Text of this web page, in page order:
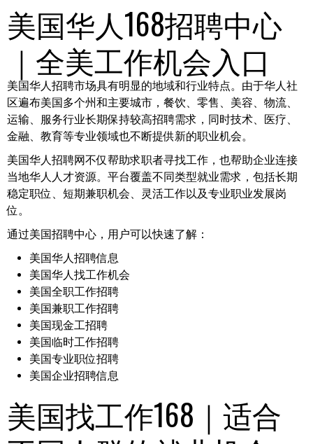
美国华人168招聘中心
｜全美工作机会入口
美国华人招聘市场具有明显的地域和行业特点。由于华人社
区遍布美国多个州和主要城市，餐饮、零售、美容、物流、
运输、服务行业长期保持较高招聘需求，同时技术、医疗、
金融、教育等专业领域也不断提供新的职业机会。
美国华人招聘网不仅帮助求职者寻找工作，也帮助企业连接
当地华人人才资源。平台覆盖不同类型就业需求，包括长期
稳定职位、短期兼职机会、灵活工作以及专业职业发展岗
位。
通过美国招聘中心，用户可以快速了解：
美国华人招聘信息
美国华人找工作机会
美国全职工作招聘
美国兼职工作招聘
美国现金工招聘
美国临时工作招聘
美国专业职位招聘
美国企业招聘信息
美国找工作168｜适合